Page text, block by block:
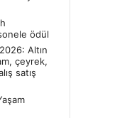
ödül
Altın
çeyrek,
satış